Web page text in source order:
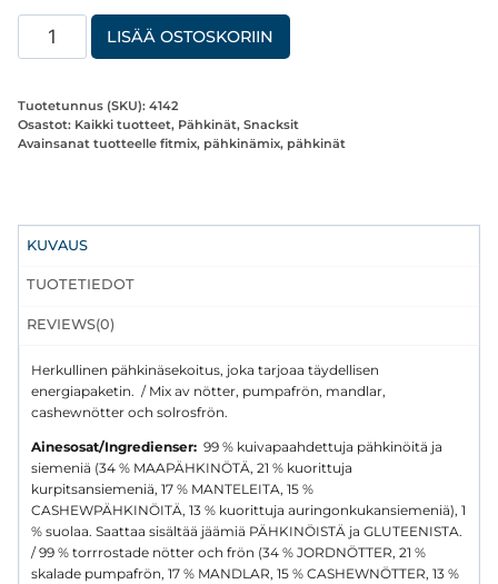
mix
70
g
LISÄÄ OSTOSKORIIN
Tuotetunnus (SKU): 4142
Osastot: Kaikki tuotteet, Pähkinät, Snacksit
Avainsanat tuotteelle fitmix, pähkinämix, pähkinät
KUVAUS
TUOTETIEDOT
REVIEWS(0)
Herkullinen pähkinäsekoitus, joka tarjoaa täydellisen
energiapaketin. / Mix av nötter, pumpafrön, mandlar,
cashewnötter och solrosfrön.
Ainesosat/Ingredienser: 99 % kuivapaahdettuja pähkinöitä ja
siemeniä (34 % MAAPÄHKINÖTÄ, 21 % kuorittuja
kurpitsansiemeniä, 17 % MANTELEITA, 15 %
CASHEWPÄHKINÖITÄ, 13 % kuorittuja auringonkukansiemeniä), 1
% suolaa. Saattaa sisältää jäämiä PÄHKINÖISTÄ ja GLUTEENISTA.
/ 99 % torrrostade nötter och frön (34 % JORDNÖTTER, 21 %
skalade pumpafrön, 17 % MANDLAR, 15 % CASHEWNÖTTER, 13 %